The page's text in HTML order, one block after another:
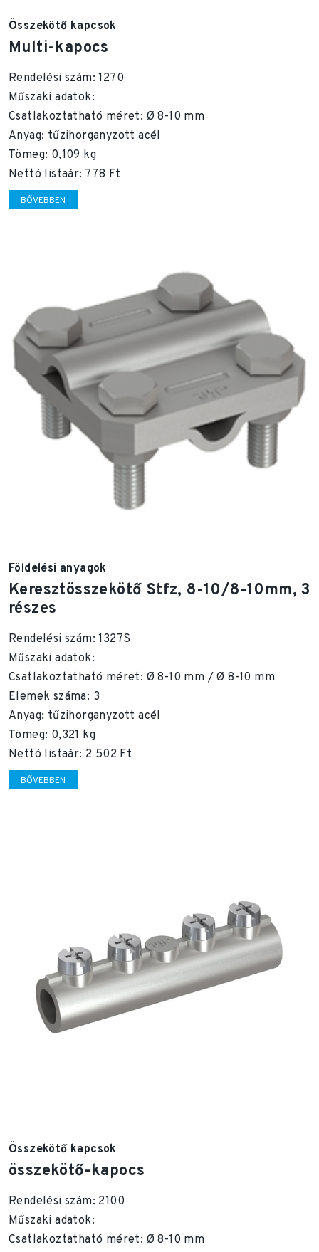
Összekötő kapcsok
Multi-kapocs
Rendelési szám: 1270
Műszaki adatok:
Csatlakoztatható méret: Ø 8-10 mm
Anyag: tűzihorganyzott acél
Tömeg: 0,109 kg
Nettó listaár: 778 Ft
BŐVEBBEN
Földelési anyagok
Keresztösszekötő Stfz, 8-10/8-10mm, 3
részes
Rendelési szám: 1327S
Műszaki adatok:
Csatlakoztatható méret: Ø 8-10 mm / Ø 8-10 mm
Elemek száma: 3
Anyag: tűzihorganyzott acél
Tömeg: 0,321 kg
Nettó listaár: 2 502 Ft
BŐVEBBEN
Összekötő kapcsok
összekötő-kapocs
Rendelési szám: 2100
Műszaki adatok:
Csatlakoztatható méret: Ø 8-10 mm